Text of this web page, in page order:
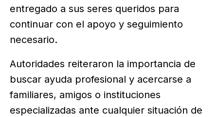
entregado a sus seres queridos para
continuar con el apoyo y seguimiento
necesario.
Autoridades reiteraron la importancia de
buscar ayuda profesional y acercarse a
familiares, amigos o instituciones
especializadas ante cualquier situación de